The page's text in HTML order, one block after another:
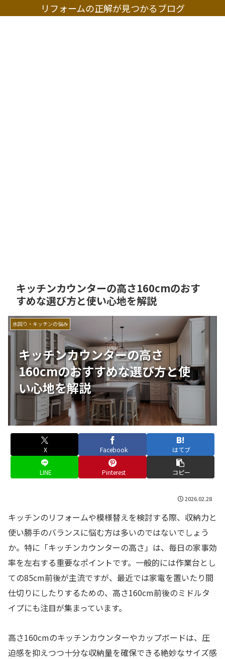
リフォームの正解が見つかるブログ
キッチンカウンターの高さ160cmのおす
すめな選び方と使い心地を解説
キッチンカウンターの高さ
160cmのおすすめな選び方と使
い心地を解説
水回り・キッチンの悩み
X Facebook はてブ
LINE Pinterest コピー
2026.02.28
キッチンのリフォームや模様替えを検討する際、収納力と
使い勝手のバランスに悩む方は多いのではないでしょう
か。特に「キッチンカウンターの高さ」は、毎日の家事効
率を左右する重要なポイントです。一般的には作業台とし
ての85cm前後が主流ですが、最近では家電を置いたり間
仕切りにしたりするための、高さ160cm前後のミドルタ
イプにも注目が集まっています。
高さ160cmのキッチンカウンターやカップボードは、圧
迫感を抑えつつ十分な収納量を確保できる絶妙なサイズ感